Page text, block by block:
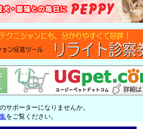
サポーターになりませんか。
をご覧ください。